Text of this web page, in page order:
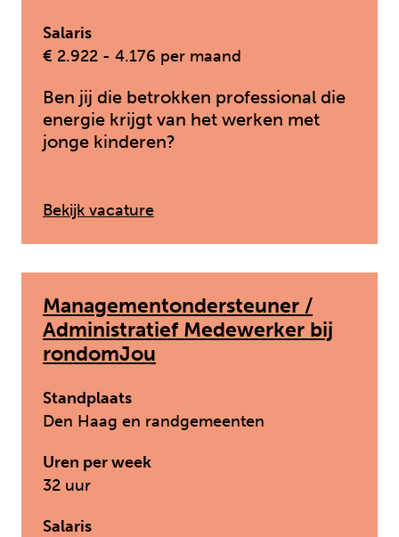
Salaris
€ 2.922 - 4.176 per maand
Ben jij die betrokken professional die
energie krijgt van het werken met
jonge kinderen?
Bekijk vacature: Pedagogisch medewerker
Managementondersteuner /
Administratief Medewerker bij
rondomJou
Standplaats
Den Haag en randgemeenten
Uren per week
32 uur
Salaris